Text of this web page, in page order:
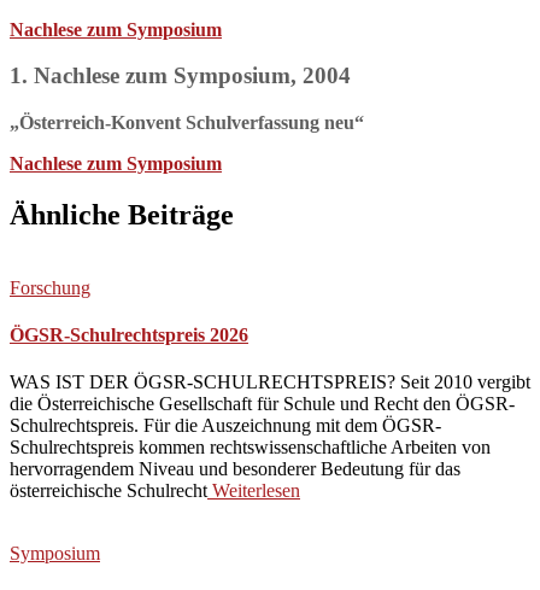
Nachlese zum Symposium
1. Nachlese zum Symposium, 2004
„Österreich-Konvent Schulverfassung neu“
Nachlese zum Symposium
Ähnliche Beiträge
Forschung
ÖGSR-Schulrechtspreis 2026
WAS IST DER ÖGSR-SCHULRECHTSPREIS? Seit 2010 vergibt
die Österreichische Gesellschaft für Schule und Recht den ÖGSR-
Schulrechtspreis. Für die Auszeichnung mit dem ÖGSR-
Schulrechtspreis kommen rechtswissenschaftliche Arbeiten von
hervorragendem Niveau und besonderer Bedeutung für das
österreichische SchulrechtWeiterlesen
Symposium